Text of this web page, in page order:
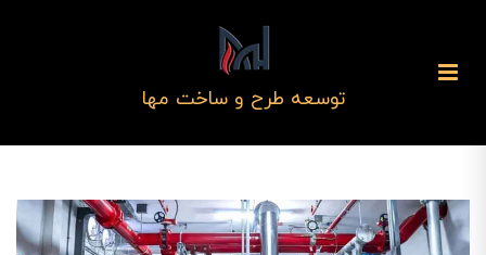
توسعه طرح و ساخت مها